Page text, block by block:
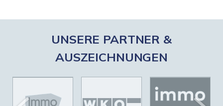
UNSERE PARTNER &
AUSZEICHNUNGEN